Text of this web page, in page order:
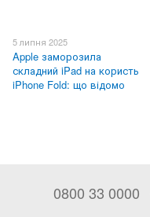
5 липня 2025
Apple заморозила
складний iPad на користь
iPhone Fold: що відомо
0800 33 0000